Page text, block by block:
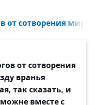
от сотворения
от сотворения
вранья
так сказать, и
вместе с